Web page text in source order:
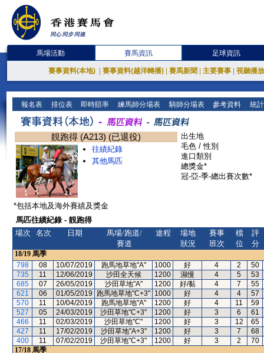
馬場活動 賽馬資訊 足球資訊
賽事資料(本地) 賽事資料(越洋轉播) 賽馬新聞 主要賽事 視聽播
報名表 排位表 即時賠率 練馬師分場表 騎師分場表 參考資料 統
靚跑得 (A213) (已退役)
往績紀錄
其他馬匹
出生地
毛色 / 性別
進口類別
總獎金*
冠-亞-季-總出賽次數*
*包括本地及海外賽績及獎金
馬匹往績紀錄 - 靚跑得
場次
名次 日期
馬場/跑道/
賽道
途程
場地
狀況
賽事
班次
檔
位
評
分
18/19 馬季
798
08 10/07/2019 跑馬地草地"A" 1000 好 4 2
50
735
11 12/06/2019 沙田全天候 1200 濕慢 4 5
53
685
07 26/05/2019 沙田草地"A" 1200 好/黏 4 7
55
621
06 01/05/2019 跑馬地草地"C+3" 1000 好 4 4
57
570
11 10/04/2019 跑馬地草地"A" 1200 好 4 11
59
527
05 24/03/2019 沙田草地"C+3" 1200 好 3 6
61
466
11 02/03/2019 沙田草地"C" 1200 好 3 12
65
427
11 17/02/2019 沙田草地"A+3" 1200 好 3 7
68
400
11 07/02/2019 沙田草地"C+3" 1200 好 3 2
70
17/18 馬季